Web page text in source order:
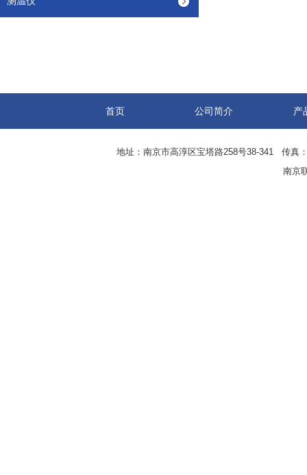
首页 公司简介 产
地址：南京市高淳区宝塔路258号38-341 传真
南京